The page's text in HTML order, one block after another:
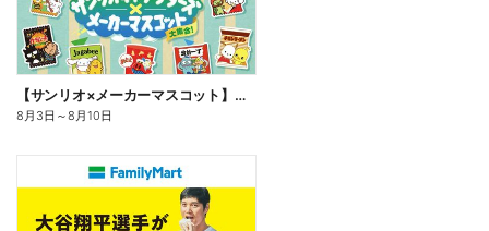
【サンリオ×メーカーマスコット】オリジナルグッズ貰える!
8月3日 ～8月10日